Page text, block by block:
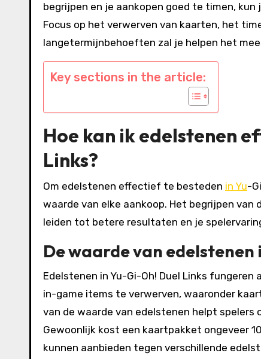
begrijpen en je aankopen goed te timen,
Focus op het verwerven van kaarten, het
langetermijnbehoeften zal je helpen het
Key sections in the article:
Hoe kan ik edelstenen
Links?
Om edelstenen effectief te besteden in Yu-
waarde van elke aankoop. Het begrijpen
leiden tot betere resultaten en je
De waarde van
Edelstenen in Yu-Gi-Oh! Duel Links
in-game items te verwerven, waaronder
van de waarde van edelstenen helpt spelers
Gewoonlijk kost een kaartpakket ongeveer
kunnen aanbieden tegen verschillende